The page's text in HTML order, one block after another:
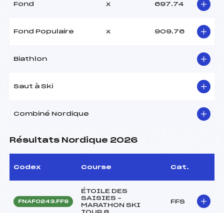
Fond x 697.74
Fond Populaire x 909.76
Biathlon
Saut à Ski
Combiné Nordique
Résultats Nordique 2026
Codex Course Cat.
FNAF0243.FFS
ÉTOILE DES
SAISIES –
MARATHON SKI
TOUR 8
FFS